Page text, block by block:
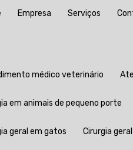
Empresa Serviços
médico veterinário
em animais de pequeno porte
geral em gatos Cirurgia